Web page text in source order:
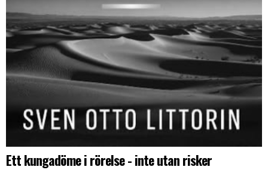
Ett kungadöme i rörelse - inte utan risker